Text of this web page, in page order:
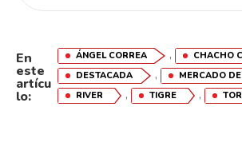
En
este
artícu
lo:
ÁNGEL CORREA , CHACHO
DESTACADA , MERCADO
RIVER , TIGRE ,